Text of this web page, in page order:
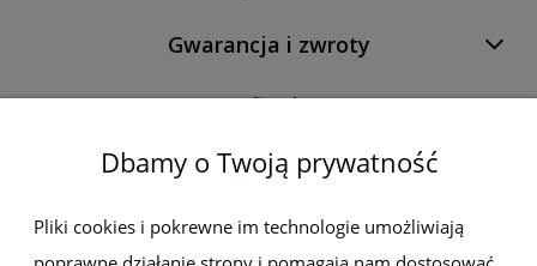
Gwarancja i zwroty
O firmie
Newsletter
Dbamy o Twoją prywatność
Pliki cookies i pokrewne im technologie umożliwiają